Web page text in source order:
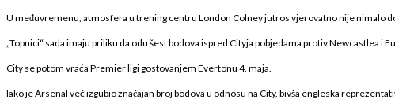
U međuvremenu, atmosfera u trening centru London Colney jutros vjerovatno nije nimalo
„Topnici“ sada imaju priliku da odu šest bodova ispred Cityja pobjedama protiv Newcastlea
City se potom vraća Premier ligi gostovanjem Evertonu 4. maja.
Iako je Arsenal već izgubio značajan broj bodova u odnosu na City, bivša engleska